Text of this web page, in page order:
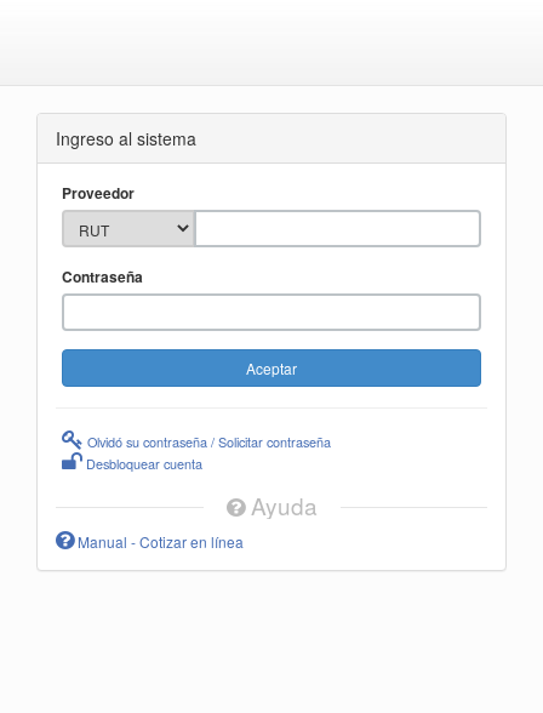
Ingreso al sistema
Proveedor
Contraseña
Olvidó su contraseña / Solicitar contraseña
Desbloquear cuenta
Ayuda
Manual - Cotizar en línea